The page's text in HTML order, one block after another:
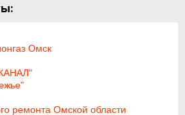
Омск
ремонта Омской области